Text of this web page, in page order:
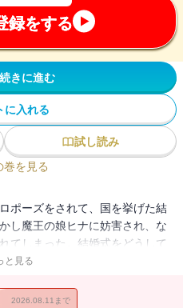
録をする
きに進む
に入れる
試し読み
巻を見る
ポーズをされて、国を挙げた結
し魔王の娘ヒナに妨害され、な
てしまった。結婚式をどうして
ために各地の貴重な素材を集め
していたジンだが、重度のシス
と見る
2026.08.11まで